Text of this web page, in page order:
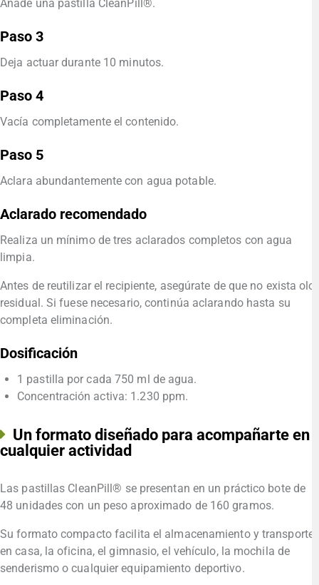
Añade una pastilla CleanPill®.
Paso 3
Deja actuar durante 10 minutos.
Paso 4
Vacía completamente el contenido.
Paso 5
Aclara abundantemente con agua potable.
Aclarado recomendado
Realiza un mínimo de tres aclarados completos con agua
limpia.
Antes de reutilizar el recipiente, asegúrate de que no exista olor
residual. Si fuese necesario, continúa aclarando hasta su
completa eliminación.
Dosificación
1 pastilla por cada 750 ml de agua.
Concentración activa: 1.230 ppm.
Un formato diseñado para acompañarte en
cualquier actividad
Las pastillas CleanPill® se presentan en un práctico bote de
48 unidades con un peso aproximado de 160 gramos.
Su formato compacto facilita el almacenamiento y transporte
en casa, la oficina, el gimnasio, el vehículo, la mochila de
senderismo o cualquier equipamiento deportivo.